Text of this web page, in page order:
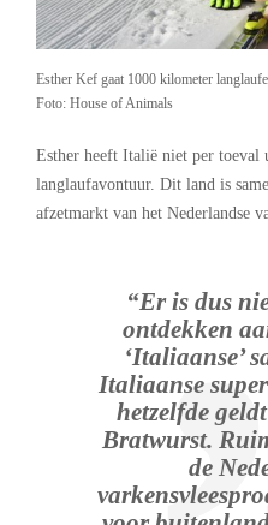
Esther Kef gaat 1000 kilometer
Foto: House of Animals
Esther heeft Italië niet per toeval
langlaufavontuur. Dit land is
afzetmarkt van het Nederlandse
“Er is dus
ontdekken
‘Italiaanse’
Italiaanse
hetzelfde
Bratwurst.
de